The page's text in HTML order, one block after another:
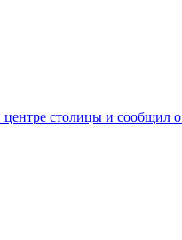
столицы и сообщил